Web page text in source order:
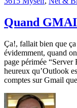
Quand
Ça!, fallait bien que
évidemment, quand
page périmée
heureux qu’Outlook
comptes sur Gmail